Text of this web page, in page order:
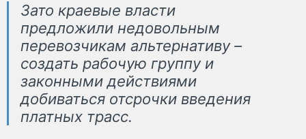
Зато краевые власти
предложили недовольным
перевозчикам альтернативу –
создать рабочую группу и
законными действиями
добиваться отсрочки введения
платных трасс.